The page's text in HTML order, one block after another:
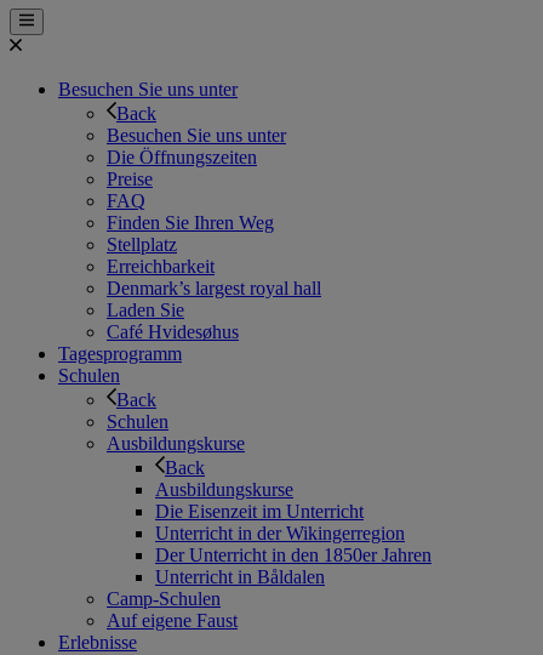
Besuchen Sie uns unter
Back
Besuchen Sie uns unter
Die Öffnungszeiten
Preise
FAQ
Finden Sie Ihren Weg
Stellplatz
Erreichbarkeit
Denmark’s largest royal hall
Laden Sie
Café Hvidesøhus
Tagesprogramm
Schulen
Back
Schulen
Ausbildungskurse
Back
Ausbildungskurse
Die Eisenzeit im Unterricht
Unterricht in der Wikingerregion
Der Unterricht in den 1850er Jahren
Unterricht in Båldalen
Camp-Schulen
Auf eigene Faust
Erlebnisse